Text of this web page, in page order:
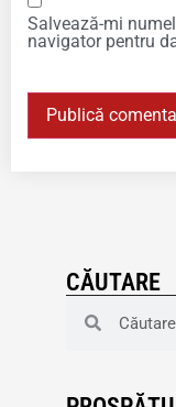
Salvează-mi
navigator pentru
CĂUTARE